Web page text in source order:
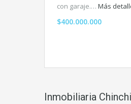
con garaje.… Más
$400.000.000
Inmobiliaria